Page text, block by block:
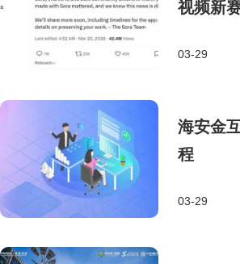
视频新
03-29
海安金
程
03-29